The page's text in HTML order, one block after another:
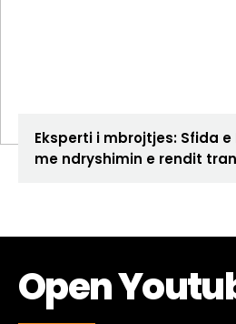
Eksperti i mbrojtjes: Sfida
me ndryshimin e rendit
Open